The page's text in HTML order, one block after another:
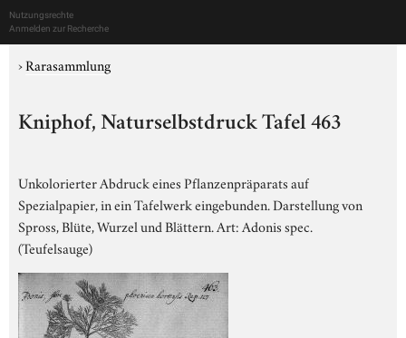
Nutzungsrechte
Anmelden zur Recherche
›Rarasammlung
Kniphof, Naturselbstdruck Tafel 463
Unkolorierter Abdruck eines Pflanzenpräparats auf
Spezialpapier, in ein Tafelwerk eingebunden. Darstellung von
Spross, Blüte, Wurzel und Blättern. Art: Adonis spec.
(Teufelsauge)